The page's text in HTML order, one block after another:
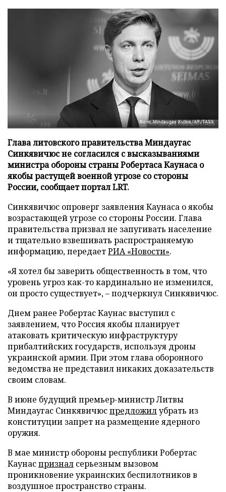
Фото: Mindaugas Kulbis/AP/TASS
Глава литовского правительства Миндаугас
Синкявичюс не согласился с высказываниями
министра обороны страны Робертаса Каунаса о
якобы растущей военной угрозе со стороны
России, сообщает портал LRT.
Синкявичюс опроверг заявления Каунаса о якобы
возрастающей угрозе со стороны России. Глава
правительства призвал не запугивать население
и тщательно взвешивать распространяемую
информацию, передаетРИА «Новости».
«Я хотел бы заверить общественность в том, что
уровень угроз как-то кардинально не изменился,
он просто существует», – подчеркнул Синкявичюс.
Днем ранее Робертас Каунас выступил с
заявлением, что Россия якобы планирует
атаковать критическую инфраструктуру
прибалтийских государств, используя дроны
украинской армии. При этом глава оборонного
ведомства не представил никаких доказательств
своим словам.
В июне будущий премьер-министр Литвы
Миндаугас Синкявичюспредложилубрать из
конституции запрет на размещение ядерного
оружия.
В мае министр обороны республики Робертас
Каунаспризнал серьезным вызовом
проникновение украинских беспилотников в
воздушное пространство страны.